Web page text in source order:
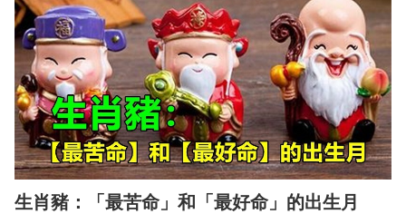
生肖豬：「最苦命」和「最好命」的出生月